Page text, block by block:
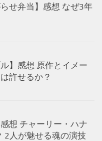
せ弁当】感想 なぜ3年
】感想 原作とイメー
許せるか？
想 チャーリー・ハナ
2人が魅せる魂の演技